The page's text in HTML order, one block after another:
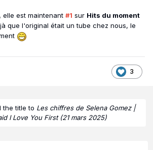
elle est maintenant #1 sur Hits du moment
que l'original était un tube chez nous, le
3
the title to Les chiffres de Selena Gomez |
I Love You First (21 mars 2025)